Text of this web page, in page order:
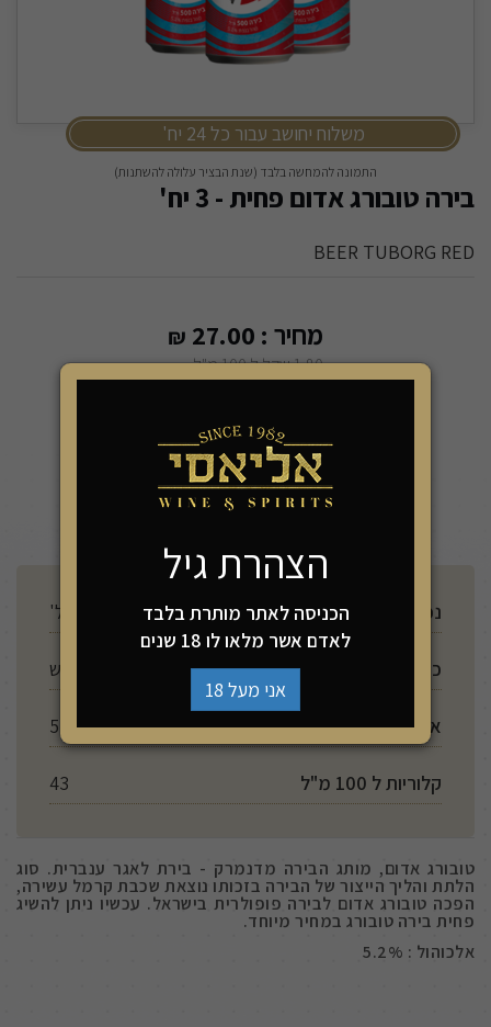
משלוח יחושב עבור כל 24 יח'
התמונה להמחשה בלבד (שנת הבציר עלולה להשתנות)
בירה טובורג אדום פחית - 3 יח'
BEER TUBORG RED
מחיר : 27.00
₪
1.80 שקל ל 100 מ"ל
+
-
הוספה לסל
נפח
כשרות יש
אלכוהול 5.2%
קלוריות ל 100 מ"ל 43
טובורג אדום, מותג הבירה מדנמרק - בירת לאגר ענברית. סוג
הלתת והליך הייצור של הבירה בזכותו נוצאת שכבת קרמל עשירה,
הפכה טובורג אדום לבירה פופולרית בישראל. עכשיו ניתן להשיג
פחית בירה טובורג במחיר מיוחד.
אלכוהול : 5.2%
הצהרת גיל
הכניסה לאתר מותרת בלבד
לאדם אשר מלאו לו 18 שנים
אני מעל 18